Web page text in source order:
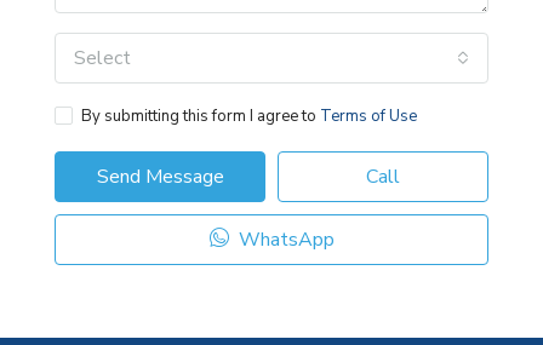
Select
By submitting this form I agree to Terms of Use
Send Message Call
WhatsApp